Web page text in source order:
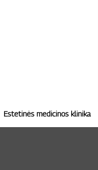
Estetinės medicinos klinika